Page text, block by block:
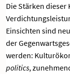
Die Stärken
Einsichten sind
der
werden:
politics,